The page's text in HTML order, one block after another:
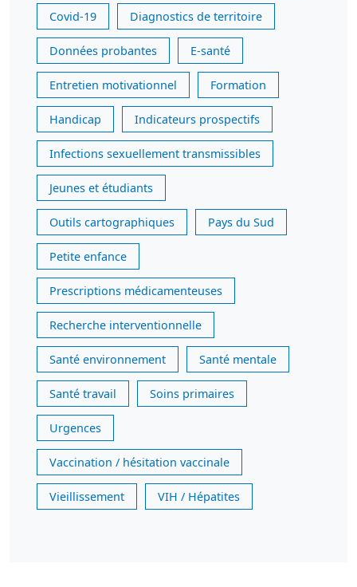
Covid-19 Diagnostics de territoire
Données probantes E-santé
Entretien motivationnel Formation
Handicap Indicateurs prospectifs
Infections sexuellement transmissibles
Jeunes et étudiants
Outils cartographiques Pays du Sud
Petite enfance
Prescriptions médicamenteuses
Recherche interventionnelle
Santé environnement Santé mentale
Santé travail Soins primaires
Urgences
Vaccination / hésitation vaccinale
Vieillissement VIH / Hépatites